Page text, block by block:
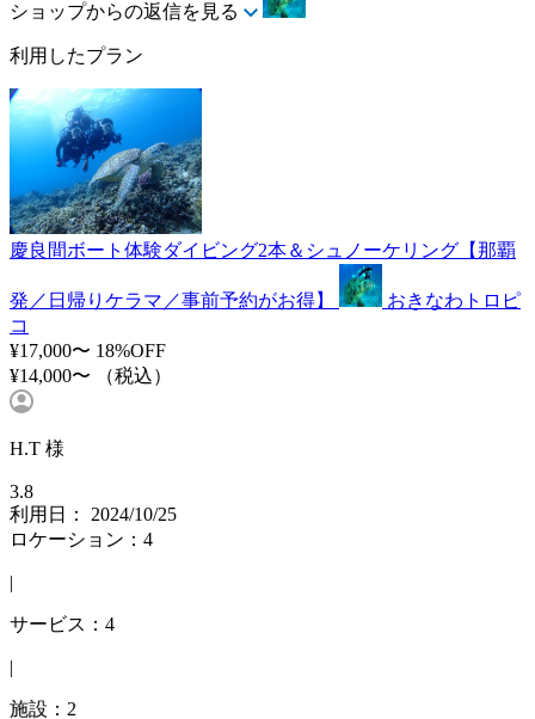
ショップからの返信を見る
利用したプラン
慶良間ボート体験ダイビング2本＆シュノーケリング【那覇
発／日帰りケラマ／事前予約がお得】
おきなわトロピ
コ
¥17,000〜 18%OFF
¥14,000〜
（税込）
H.T 様
3.8
利用日： 2024/10/25
ロケーション：4
|
サービス：4
|
施設：2